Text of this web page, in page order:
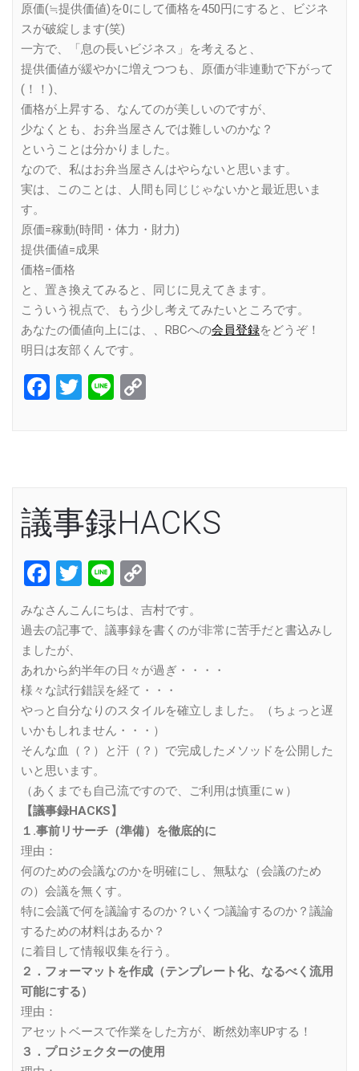
原価(≒提供価値)を0にして価格を450円にすると、ビジネ
スが破綻します(笑)
一方で、「息の長いビジネス」を考えると、
提供価値が緩やかに増えつつも、原価が非連動で下がって
(！！)、
価格が上昇する、なんてのが美しいのですが、
少なくとも、お弁当屋さんでは難しいのかな？
ということは分かりました。
なので、私はお弁当屋さんはやらないと思います。
実は、このことは、人間も同じじゃないかと最近思いま
す。
原価=稼動(時間・体力・財力)
提供価値=成果
価格=価格
と、置き換えてみると、同じに見えてきます。
こういう視点で、もう少し考えてみたいところです。
あなたの価値向上には、、RBCへの会員登録をどうぞ！
明日は友部くんです。
Facebook
Twitter
Line
議事録HACKS
Facebook
Twitter
Line
Link
みなさんこんにちは、吉村です。
過去の記事で、議事録を書くのが非常に苦手だと書込みし
ましたが、
あれから約半年の日々が過ぎ・・・・
様々な試行錯誤を経て・・・
やっと自分なりのスタイルを確立しました。（ちょっと遅
いかもしれません・・・）
そんな血（？）と汗（？）で完成したメソッドを公開した
いと思います。
（あくまでも自己流ですので、ご利用は慎重にｗ）
【議事録HACKS】
１.事前リサーチ（準備）を徹底的に
理由：
何のための会議なのかを明確にし、無駄な（会議のため
の）会議を無くす。
特に会議で何を議論するのか？いくつ議論するのか？議論
するための材料はあるか？
に着目して情報収集を行う。
２．フォーマットを作成（テンプレート化、なるべく流用
可能にする）
理由：
アセットベースで作業をした方が、断然効率UPする！
３．プロジェクターの使用